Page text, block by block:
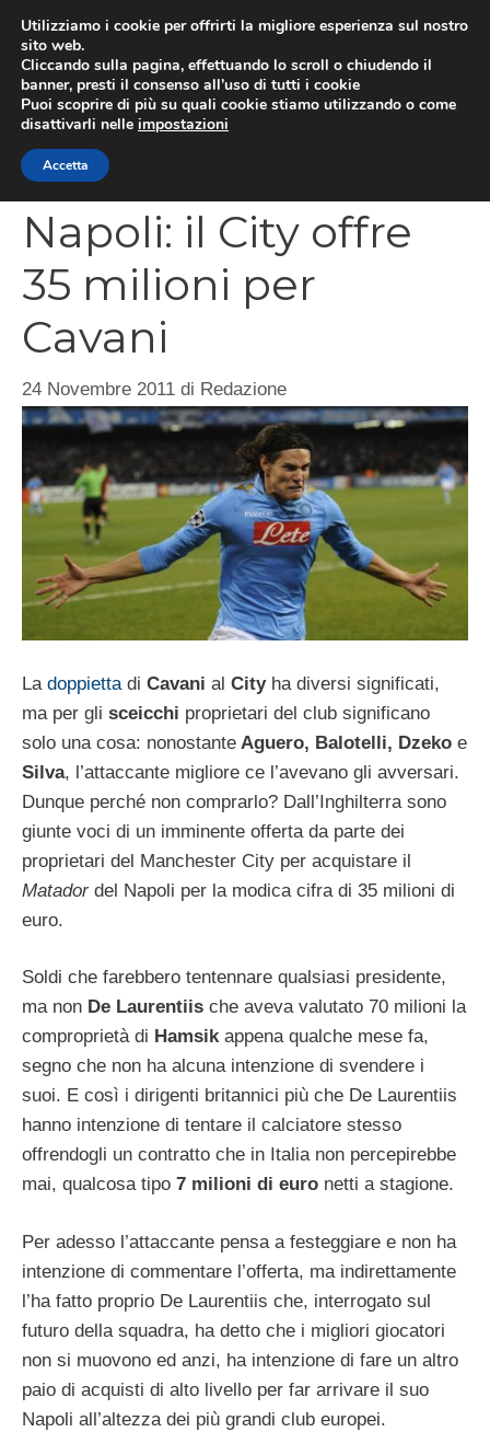
contenuto
Napoli: il City offre
35 milioni per
Cavani
24 Novembre 2011 di Redazione
La doppietta di Cavani al Cityha diversi significati,
ma per gli sceicchi proprietari del club significano
solo una cosa: nonostante Aguero, Balotelli, Dzeko e
Silva, l’attaccante migliore ce l’avevano gli avversari.
Dunque perché non comprarlo? Dall’Inghilterra sono
giunte voci di un imminente offerta da parte dei
proprietari del Manchester City per acquistare il
Matadordel Napoli per la modica cifra di 35 milioni di
euro.
Soldi che farebbero tentennare qualsiasi presidente,
ma non De Laurentiis che aveva valutato 70 milioni la
comproprietà di Hamsikappena qualche mese fa,
segno che non ha alcuna intenzione di svendere i
suoi. E così i dirigenti britannici più che De Laurentiis
hanno intenzione di tentare il calciatore stesso
offrendogli un contratto che in Italia non percepirebbe
mai, qualcosa tipo 7 milioni di euro netti a stagione.
Per adesso l’attaccante pensa a festeggiare e non ha
intenzione di commentare l’offerta, ma indirettamente
l’ha fatto proprio De Laurentiis che, interrogato sul
futuro della squadra, ha detto che i migliori giocatori
non si muovono ed anzi, ha intenzione di fare un altro
paio di acquisti di alto livello per far arrivare il suo
Napoli all’altezza dei più grandi club europei.
Utilizziamo i cookie per offrirti la migliore esperienza sul nostro
sito web.
Cliccando sulla pagina, effettuando lo scroll o chiudendo il
banner, presti il consenso all’uso di tutti i cookie
Puoi scoprire di più su quali cookie stiamo utilizzando o come
disattivarli nelle impostazioni
Accetta